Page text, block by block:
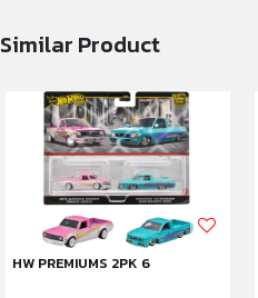
Similar Product
HW PREMIUMS 2PK 6